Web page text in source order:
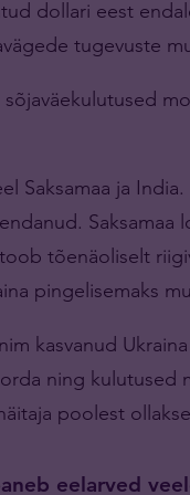
dollari eest
tugevuste
sõjaväekulutused
Saksamaa ja
tõenäoliselt
pingelisemaks
kasvanud
ning kulutused
poolest
eelarved